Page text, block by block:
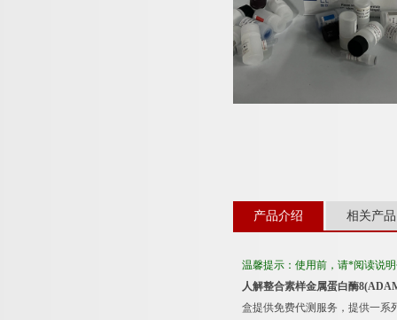
产品介绍 相关产品
温馨提示：使用前，请*阅读说
人解整合素样金属蛋白酶
盒提供免费代测服务，提供一系